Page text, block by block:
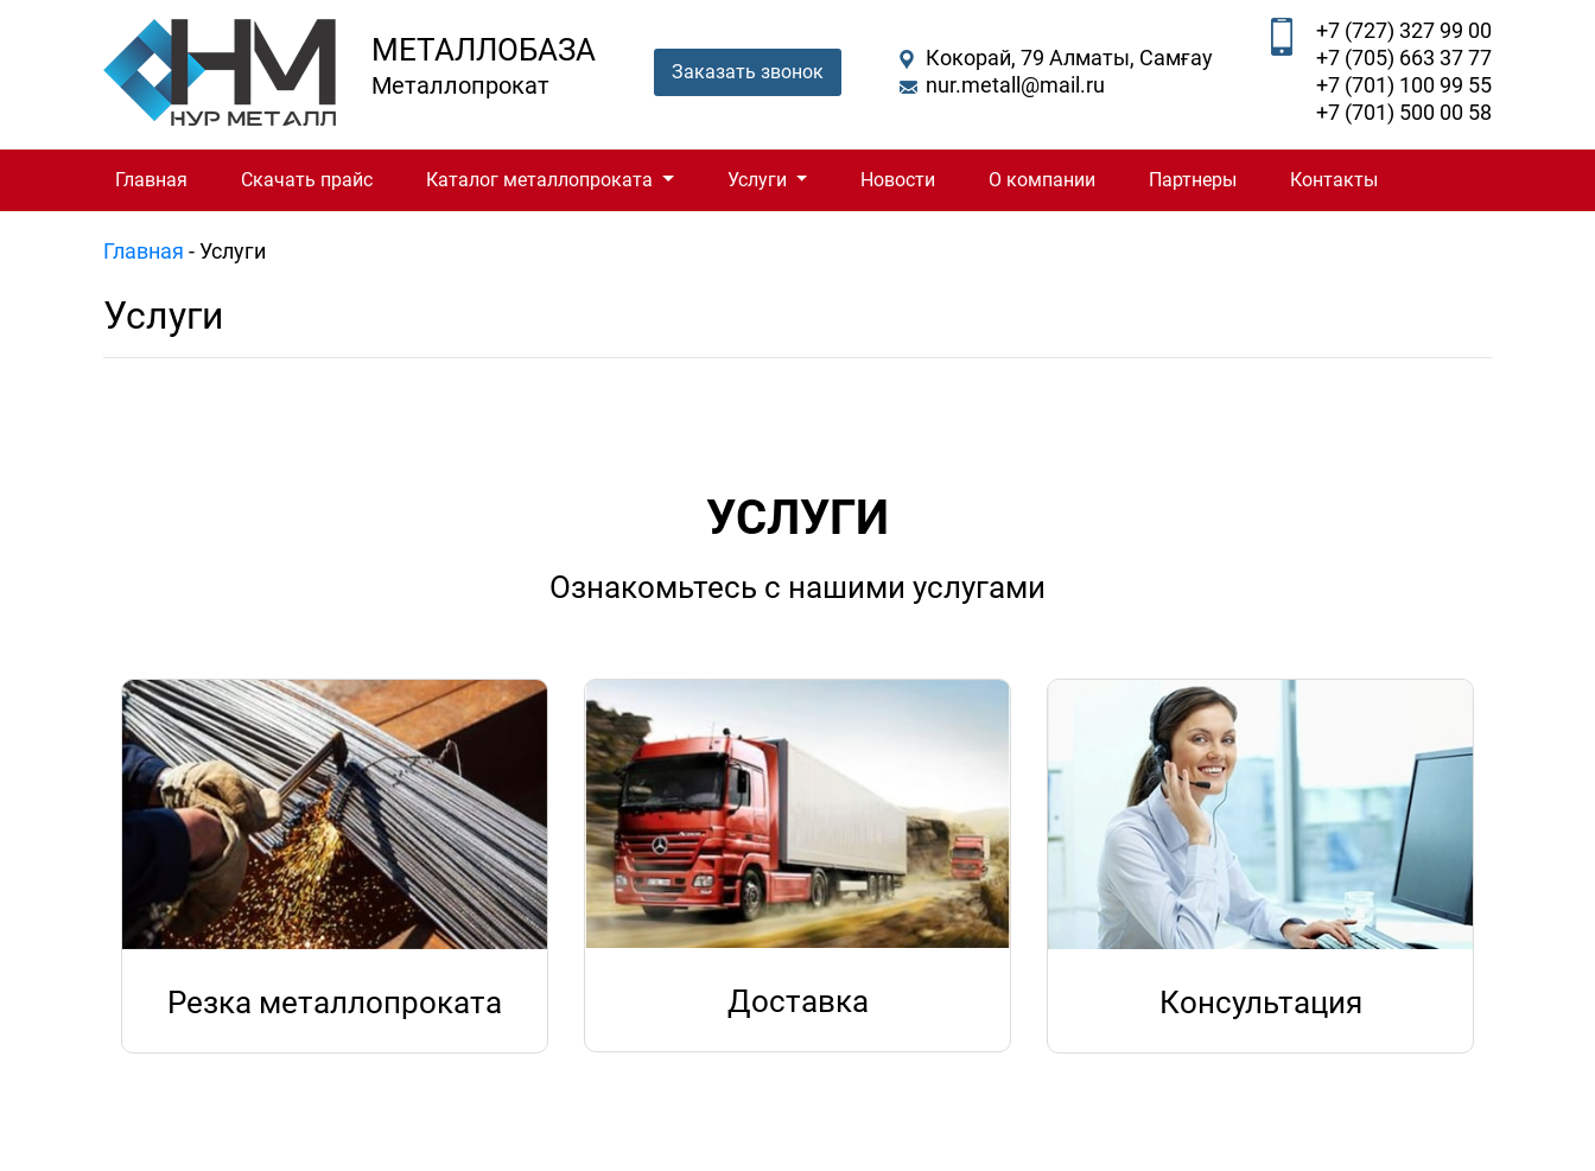
МЕТАЛЛОБАЗА
Металлопрокат Заказать звонок
Кокорай, 79 Алматы, Самғау
nur.metall@mail.ru
+7 (727) 327 99 00
+7 (705) 663 37 77
+7 (701) 100 99 55
+7 (701) 500 00 58
Главная Скачать прайс Каталог металлопроката Услуги Новости О компании Партнеры Контакты
Главная -Услуги
Услуги
УСЛУГИ
Ознакомьтесь с нашими услугами
Резка металлопроката Доставка Консультация